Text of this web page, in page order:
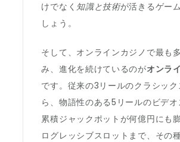
けでなく知識と技術が活きるゲー
しょう。
そして、オンラインカジノで最も
み、進化を続けているのがオンラ
です。従来の3リールのクラシッ
ら、物語性のある5リールのビデオ
累積ジャックポットが何億円にも
ログレッシブスロットまで、その